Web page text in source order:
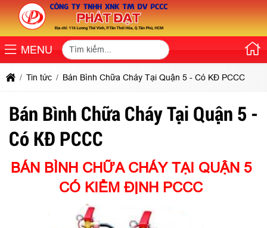
MENU
Tin tức Bán Bình Chữa Cháy Tại Quận 5 - Có KĐ PCCC
Bán Bình Chữa Cháy Tại Quận 5 -
Có KĐ PCCC
BÁN BÌNH CHỮA CHÁY TẠI QUẬN 5
CÓ KIỂM ĐỊNH PCCC